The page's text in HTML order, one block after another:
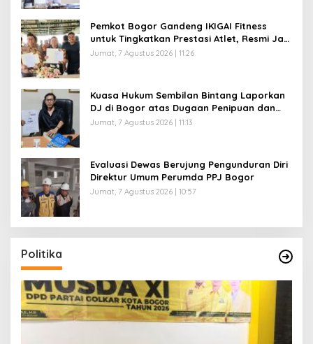
Pemkot Bogor Gandeng IKIGAI Fitness
untuk Tingkatkan Prestasi Atlet, Resmi Jadi
Official Gym Partner
Jumat, 7 Agustus 2026 | 11:26
Kuasa Hukum Sembilan Bintang Laporkan
DJ di Bogor atas Dugaan Penipuan dan
Penggelapan Kamera Sewaan, Korban
Jumat, 7 Agustus 2026 | 11:13
Evaluasi Dewas Berujung Pengunduran Diri
Direktur Umum Perumda PPJ Bogor
Jumat, 7 Agustus 2026 | 10:57
Politika